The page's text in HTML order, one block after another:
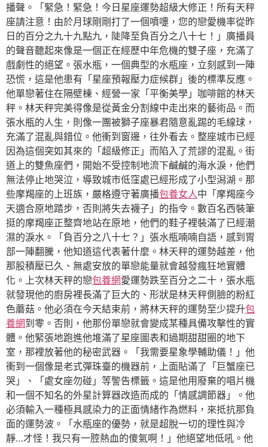
播聲。「緊急！緊急！今日星座運勢超級大修正！所有天秤
座請注意！由於月球剛剛打了一個噴嚏，您的戀愛機率從昨
日的百分之九十九點九，陡降至負百分之八十七！」廣播員
的聲音聽起來像是一個正在經歷中年危機的雙子座，充滿了
戲劇性的絕望。張水瓶，一個典型的水瓶座，立刻感到一陣
恐慌，這是他患有「星座預報壓力症候群」後的標準反應。
他單戀著住在隔壁棟、經營一家「平衡美學」咖啡館的林天
秤。林天秤完美得像是從黃金分割線中走出來的藝術品。而
張水瓶的人生，則像一團被獅子座暴君隨意亂踢的毛線球，
充滿了混亂與錯位。他衝到窗邊，往外看去。整座城市已經
因為這個突如其來的「超級修正」而陷入了荒謬的混亂。街
道上的雙魚座們，開始不受控制地流下鹹鹹的海水淚，他們
無法停止地哭泣，導致城市低窪處已經形成了小型潟湖。那
些摩羯座的上班族，嚴格遵守著廣播包養女人中「摩羯座今
天適合原地踏步，否則將失去襪子」的指令。數百名西裝筆
挺的摩羯座正整齊地站在原地，他們的鞋子裡裝滿了已經潮
濕的淚水。「負百分之八十七？」張水瓶喃喃自語，感到胃
部一陣翻騰，他知道這代表著什麼。林天秤的運勢越差，他
那股積壓已久、無處安放的單戀能量就會越發瘋狂地實體
化。上次林天秤的戀包養網愛運勢跌至百分之二十，張水瓶
就發現他的廚房裡長滿了巨大的、形狀是林天秤側臉的粉紅
色蘑菇。他必須在今天結束前，將林天秤的運勢至少提升包
養網到零。否則，他那份單戀就會變成某種具備攻擊性的實
體。他緊張地跑進他堆滿了星座圖表和過期甜甜圈的地下
室，那裡放著他的秘密武器。「我需要星象學輔助儀！」他
衝到一個像是老式彈珠臺的機器前，上面貼滿了「巨蟹座已
哭」、「處女座勿碰」等警告標籤。這是他用廢棄的唱片機
和一個不知名的外星計算器改造而成的「情感調節器」。他
必須輸入一種極具感染力的正面情緒作為燃料，來抵抗那負
面的運勢波。「水瓶座的優勢，就是超脫一切的理性與冷
靜…才怪！我只有一腔熱血的傻氣啊！」他絕望地低吼。他